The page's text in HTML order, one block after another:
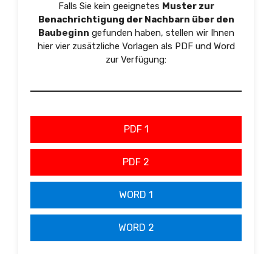
Falls Sie kein geeignetes Muster zur
Benachrichtigung der Nachbarn über den
Baubeginn gefunden haben, stellen wir Ihnen
hier vier zusätzliche Vorlagen als PDF und Word
zur Verfügung:
PDF 1
PDF 2
WORD 1
WORD 2